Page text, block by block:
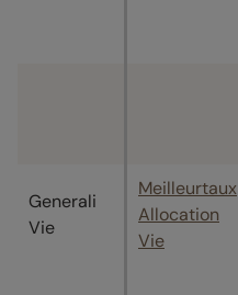
Generali
Vie
Meilleurtaux
Allocation
Vie